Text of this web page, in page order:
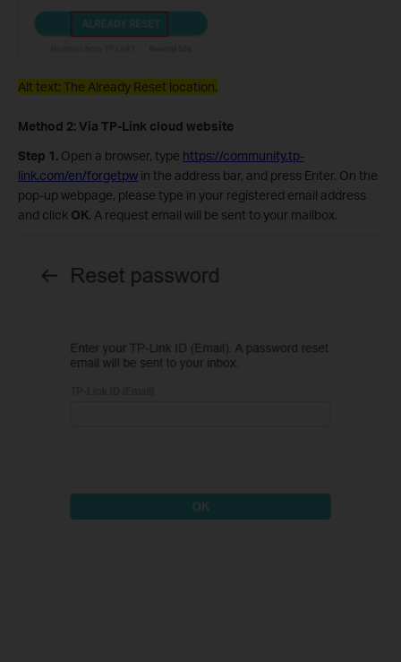
Alt text: The Already Reset location.
Method 2: Via TP-Link cloud website
Step 1. Open a browser, type https://community.tp-
link.com/en/forgetpw in the address bar, and press Enter. On the
pop-up webpage, please type in your registered email address
and click OK. A request email will be sent to your mailbox.